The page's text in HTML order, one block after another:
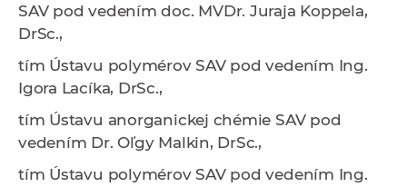
SAVpod vedenímdoc. MVDr. Juraja Koppela,
DrSc.,
tím Ústavu polymérov SAVpod vedením Ing.
Igora Lacíka, DrSc.,
tím Ústavu anorganickej chémie SAVpod
vedením Dr. Oľgy Malkin, DrSc.,
tím Ústavu polymérov SAVpod vedením Ing.